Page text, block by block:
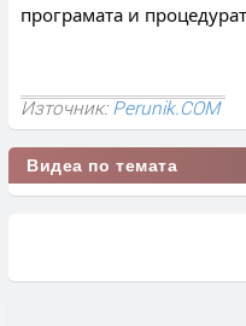
програмата и
Източник: Perunik.COM
Видеа по темата